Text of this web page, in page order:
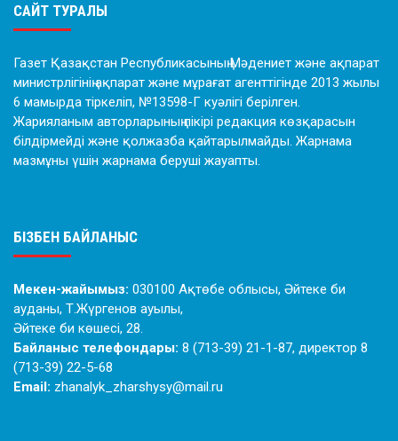
САЙТ ТУРАЛЫ
Газет Қазақстан Республикасының Мәдениет және ақпарат
министрлігінің ақпарат және мұрағат агенттігінде 2013 жылы
6 мамырда тіркеліп, №13598-Г куәлігі берілген.
Жарияланым авторларының пікірі редакция көзқарасын
білдірмейді және қолжазба қайтарылмайды. Жарнама
мазмұны үшін жарнама беруші жауапты.
БІЗБЕН БАЙЛАНЫС
Мекен-жайымыз: 030100 Ақтөбе облысы, Әйтеке би
ауданы, Т.Жүргенов ауылы,
Әйтеке би көшесі, 28.
Байланыс телефондары: 8 (713-39) 21-1-87, директор 8
(713-39) 22-5-68
Email: zhanalyk_zharshysy@mail.ru